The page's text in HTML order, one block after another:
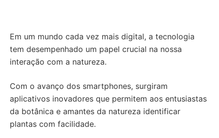
Em um mundo cada vez mais digital, a tecnologia
tem desempenhado um papel crucial na nossa
interação com a natureza.
Com o avanço dos smartphones, surgiram
aplicativos inovadores que permitem aos entusiastas
da botânica e amantes da natureza identificar
plantas com facilidade.